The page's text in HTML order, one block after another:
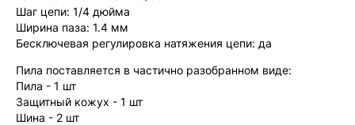
Шаг цепи: 1/4 дюйма
Ширина паза: 1.4 мм
Бесключевая регулировка натяжения цепи: да
Пила поставляется в частично разобранном виде:
Пила - 1 шт
Защитный кожух - 1 шт
Шина - 2 шт